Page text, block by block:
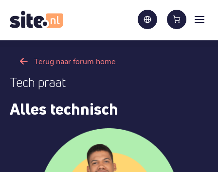
Terug naar forum home
Tech praat
Alles technisch